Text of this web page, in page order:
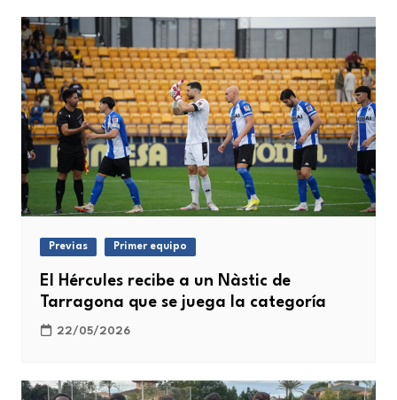
Previas Primer equipo
El Hércules recibe a un Nàstic de
Tarragona que se juega la categoría
22/05/2026